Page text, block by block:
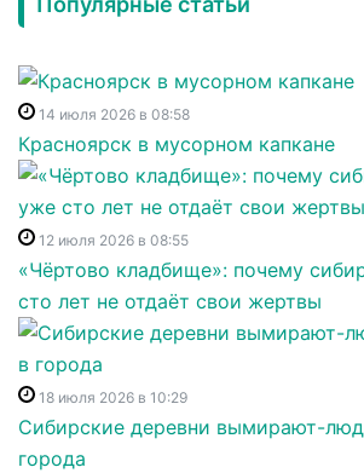
14 июля 2026 в 08:58
Красноярск в мусорном капкане
12 июля 2026 в 08:55
«Чёртово кладбище»: почему
сто лет не отдаёт свои жертвы
18 июля 2026 в 10:29
Сибирские деревни вымирают-
города